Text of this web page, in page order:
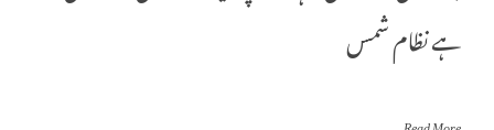
ہے نظام شمس